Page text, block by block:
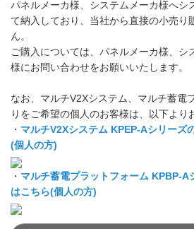
パネルメーカ様、システムメーカ様へシ
て納入しており、当社から直接の小売り
ん。
ご購入については、パネルメーカ様、シ
様にお問い合わせをお願いいたします。
なお、マルチV2Xシステム、マルチ蓄電
りをご希望の個人のお客様は、以下より
・ マルチV2Xシステム KPEP-Aシリーズ
(個人の方)
・ マルチ蓄電プラットフォーム KPBP-A
はこちら(個人の方)